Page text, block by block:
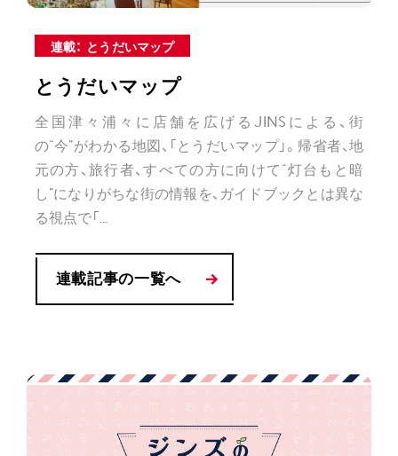
連載： とうだいマップ
とうだいマップ
全国津々浦々に店舗を広げるJINSによる、街
の“今”がわかる地図、「とうだいマップ」。帰省者、地
元の方、旅行者、すべての方に向けて“灯台もと暗
し”になりがちな街の情報を、ガイドブックとは異な
る視点で「...
連載記事の一覧へ